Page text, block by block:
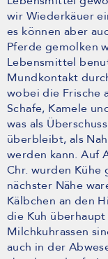
wir Wiederkäuer
es können aber
Pferde gemolken
Lebensmittel
Mundkontakt
wobei die Frische
Schafe, Kamele
was als
überbleibt, als
werden kann. Auf
Chr. wurden Kühe
nächster Nähe
Kälbchen an den
die Kuh
Milchkuhrassen
auch in der